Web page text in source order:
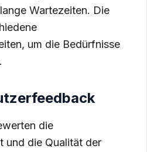
Wartezeiten. Die
um die Bedürfnisse
die
und die Qualität der